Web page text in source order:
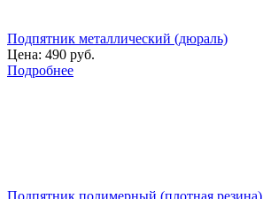
Подпятник металлический (дюраль)
Цена: 490 руб.
Подробнее
Подпятник полимерный (плотная резина)